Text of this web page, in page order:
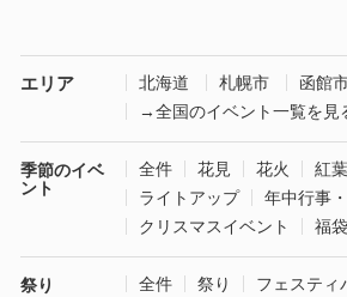
エリア 北海道 札幌市
函館
→全国のイベント一覧を見
季節のイベ
ント
全件 花見 花火
紅葉
ライトアップ
年中行事
クリスマスイベント
福
祭り 全件 祭り フェスティ